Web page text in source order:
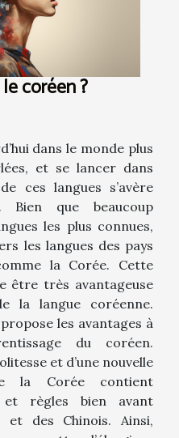
coréen ?
dans le monde plus
et se lancer dans
ces langues s’avère
Bien que beaucoup
les plus connues,
les langues des pays
la Corée. Cette
être très avantageuse
la langue coréenne.
les avantages à
du coréen.
et d’une nouvelle
la Corée contient
et règles bien avant
et des Chinois. Ainsi,